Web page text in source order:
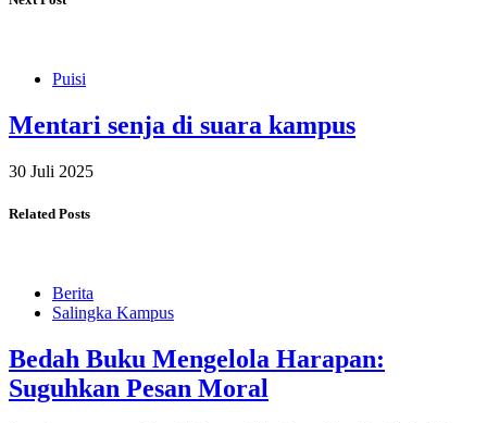
Puisi
Mentari senja di suara kampus
30 Juli 2025
Related Posts
Berita
Salingka Kampus
Bedah Buku Mengelola Harapan:
Suguhkan Pesan Moral